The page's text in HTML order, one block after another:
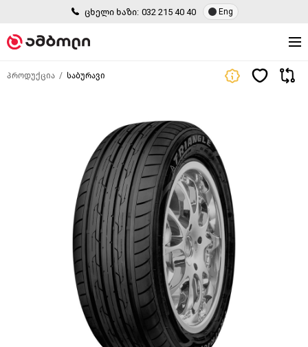
ცხელი ხაზი: 032 215 40 40 Eng
პროდუქცია საბურავი